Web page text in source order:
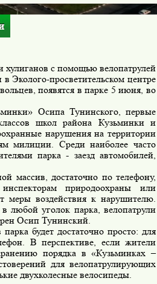
с помощью велопатрулей
Эколого-просветительском центре
появятся в парке 5 июня, во
Осипа Тунинского, первые
школ района Кузьминки и
нарушения на территории
милиции. Среди наиболее часто
парка - заезд автомобилей,
массив, достаточно по телефону,
природоохраны или
меры воздействия к нарушителю.
любой уголок парка, велопатрули
Осип Тунинский.
будет достаточно просто: для
В перспективе, если жители
порядка в «Кузьминках –
для велопатрулирующих
двухколесные велосипеды.